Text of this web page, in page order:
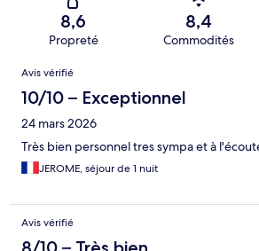
8,6
Propreté
8,4
Commodités
Avis
Avis vérifié
10/10 – Exceptionnel
24 mars 2026
Très bien personnel tres sympa et à
JEROME, séjour de 1 nuit
Avis vérifié